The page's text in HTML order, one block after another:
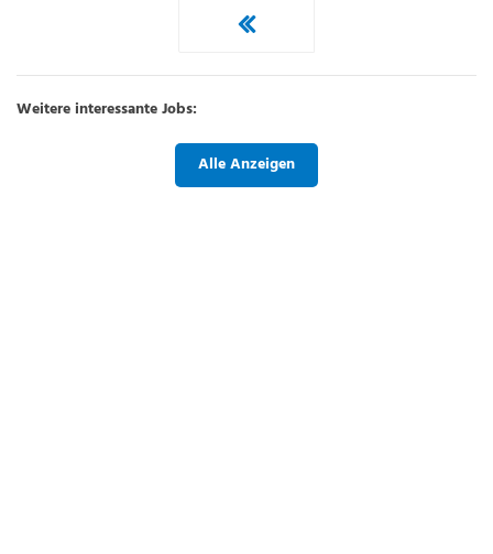
Weitere interessante Jobs:
Alle Anzeigen